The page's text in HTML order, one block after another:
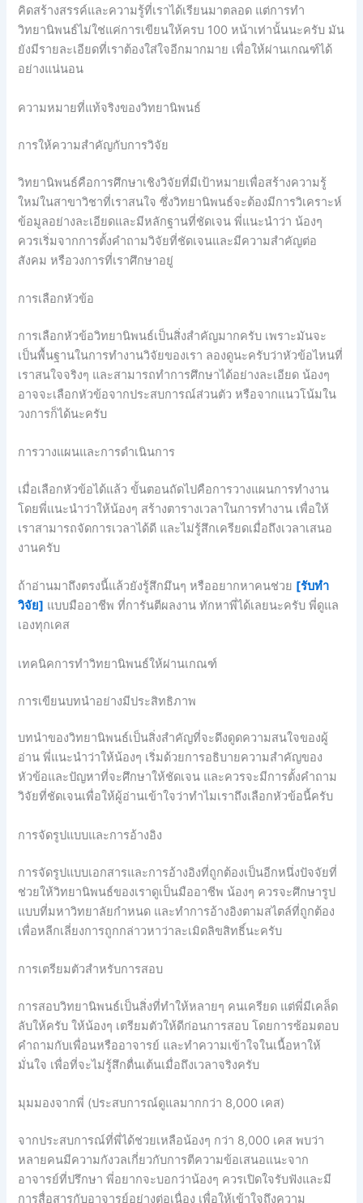
คิดสร้างสรรค์และความรู้ที่เราได้เรียนมาตลอด แต่การทำ
วิทยานิพนธ์ไม่ใช่แค่การเขียนให้ครบ 100 หน้าเท่านั้นนะครับ มัน
ยังมีรายละเอียดที่เราต้องใส่ใจอีกมากมาย เพื่อให้ผ่านเกณฑ์ได้
อย่างแน่นอน
ความหมายที่แท้จริงของวิทยานิพนธ์
การให้ความสำคัญกับการวิจัย
วิทยานิพนธ์คือการศึกษาเชิงวิจัยที่มีเป้าหมายเพื่อสร้างความรู้
ใหม่ในสาขาวิชาที่เราสนใจ ซึ่งวิทยานิพนธ์จะต้องมีการวิเคราะห์
ข้อมูลอย่างละเอียดและมีหลักฐานที่ชัดเจน พี่แนะนำว่า น้องๆ
ควรเริ่มจากการตั้งคำถามวิจัยที่ชัดเจนและมีความสำคัญต่อ
สังคม หรือวงการที่เราศึกษาอยู่
การเลือกหัวข้อ
การเลือกหัวข้อวิทยานิพนธ์เป็นสิ่งสำคัญมากครับ เพราะมันจะ
เป็นพื้นฐานในการทำงานวิจัยของเรา ลองดูนะครับว่าหัวข้อไหนที่
เราสนใจจริงๆ และสามารถทำการศึกษาได้อย่างละเอียด น้องๆ
อาจจะเลือกหัวข้อจากประสบการณ์ส่วนตัว หรือจากแนวโน้มใน
วงการก็ได้นะครับ
การวางแผนและการดำเนินการ
เมื่อเลือกหัวข้อได้แล้ว ขั้นตอนถัดไปคือการวางแผนการทำงาน
โดยพี่แนะนำว่าให้น้องๆ สร้างตารางเวลาในการทำงาน เพื่อให้
เราสามารถจัดการเวลาได้ดี และไม่รู้สึกเครียดเมื่อถึงเวลาเสนอ
งานครับ
ถ้าอ่านมาถึงตรงนี้แล้วยังรู้สึกมึนๆ หรืออยากหาคนช่วย [รับทำ
วิจัย] แบบมืออาชีพ ที่การันตีผลงาน ทักหาพี่ได้เลยนะครับ พี่ดูแล
เองทุกเคส
เทคนิคการทำวิทยานิพนธ์ให้ผ่านเกณฑ์
การเขียนบทนำอย่างมีประสิทธิภาพ
บทนำของวิทยานิพนธ์เป็นสิ่งสำคัญที่จะดึงดูดความสนใจของผู้
อ่าน พี่แนะนำว่าให้น้องๆ เริ่มด้วยการอธิบายความสำคัญของ
หัวข้อและปัญหาที่จะศึกษาให้ชัดเจน และควรจะมีการตั้งคำถาม
วิจัยที่ชัดเจนเพื่อให้ผู้อ่านเข้าใจว่าทำไมเราถึงเลือกหัวข้อนี้ครับ
การจัดรูปแบบและการอ้างอิง
การจัดรูปแบบเอกสารและการอ้างอิงที่ถูกต้องเป็นอีกหนึ่งปัจจัยที่
ช่วยให้วิทยานิพนธ์ของเราดูเป็นมืออาชีพ น้องๆ ควรจะศึกษารูป
แบบที่มหาวิทยาลัยกำหนด และทำการอ้างอิงตามสไตล์ที่ถูกต้อง
เพื่อหลีกเลี่ยงการถูกกล่าวหาว่าละเมิดลิขสิทธิ์นะครับ
การเตรียมตัวสำหรับการสอบ
การสอบวิทยานิพนธ์เป็นสิ่งที่ทำให้หลายๆ คนเครียด แต่พี่มีเคล็ด
ลับให้ครับ ให้น้องๆ เตรียมตัวให้ดีก่อนการสอบ โดยการซ้อมตอบ
คำถามกับเพื่อนหรืออาจารย์ และทำความเข้าใจในเนื้อหาให้
มั่นใจ เพื่อที่จะไม่รู้สึกตื่นเต้นเมื่อถึงเวลาจริงครับ
มุมมองจากพี่ (ประสบการณ์ดูแลมากกว่า 8,000 เคส)
จากประสบการณ์ที่พี่ได้ช่วยเหลือน้องๆ กว่า 8,000 เคส พบว่า
หลายคนมีความกังวลเกี่ยวกับการตีความข้อเสนอแนะจาก
อาจารย์ที่ปรึกษา พี่อยากจะบอกว่าน้องๆ ควรเปิดใจรับฟังและมี
การสื่อสารกับอาจารย์อย่างต่อเนื่อง เพื่อให้เข้าใจถึงความ